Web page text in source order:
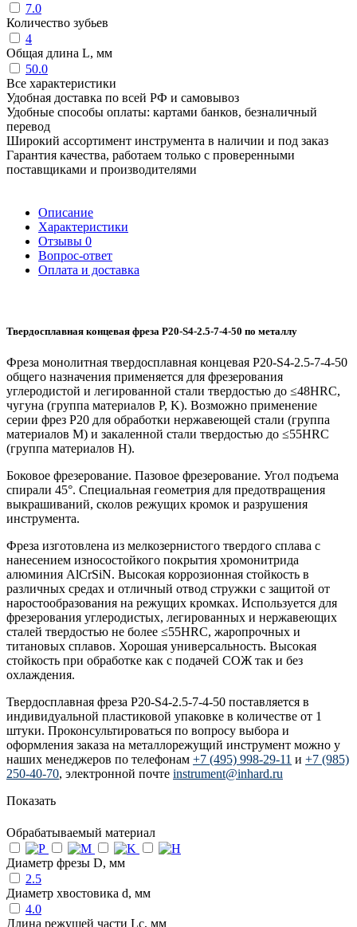
7.0
Количество зубьев
4
Общая длина L, мм
50.0
Все характеристики
Удобная доставка по всей РФ и самовывоз
Удобные способы оплаты: картами банков, безналичный
перевод
Широкий ассортимент инструмента в наличии и под заказ
Гарантия качества, работаем только с проверенными
поставщиками и производителями
Описание
Характеристики
Отзывы 0
Вопрос-ответ
Оплата и доставка
Твердосплавная концевая фреза P20-S4-2.5-7-4-50 по металлу
Фреза монолитная твердосплавная концевая P20-S4-2.5-7-4-50
общего назначения применяется для фрезерования
углеродистой и легированной стали твердостью до ≤48HRC,
чугуна (группа материалов P, K). Возможно применение
серии фрез P20 для обработки нержавеющей стали (группа
материалов M) и закаленной стали твердостью до ≤55HRC
(группа материалов H).
Боковое фрезерование. Пазовое фрезерование. Угол подъема
спирали 45°. Специальная геометрия для предотвращения
выкрашиваний, сколов режущих кромок и разрушения
инструмента.
Фреза изготовлена из мелкозернистого твердого сплава с
нанесением износостойкого покрытия хромонитрида
алюминия AlCrSiN. Высокая коррозионная стойкость в
различных средах и отличный отвод стружки с защитой от
наростообразования на режущих кромках. Используется для
фрезерования углеродистых, легированных и нержавеющих
сталей твердостью не более ≤55HRC, жаропрочных и
титановых сплавов. Хорошая универсальность. Высокая
стойкость при обработке как с подачей СОЖ так и без
охлаждения.
Твердосплавная фреза P20-S4-2.5-7-4-50 поставляется в
индивидуальной пластиковой упаковке в количестве от 1
штуки. Проконсультироваться по вопросу выбора и
оформления заказа на металлорежущий инструмент можно у
наших менеджеров по телефонам +7 (495) 998-29-11 и +7 (985)
250-40-70, электронной почте instrument@inhard.ru
Показать
Обрабатываемый материал
Диаметр фрезы D, мм
2.5
Диаметр хвостовика d, мм
4.0
Длина режущей части Lc, мм